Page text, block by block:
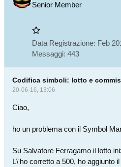
Senior Member
Data Registrazione: Feb
Messaggi: 443
Codifica simboli: lotto e
20-06-16, 13:06
Ciao,
ho un problema con il Symbol
Su Salvatore Ferragamo il lotto
L\'ho corretto a 500, ho aggiunto